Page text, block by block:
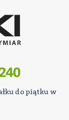
do piątku w